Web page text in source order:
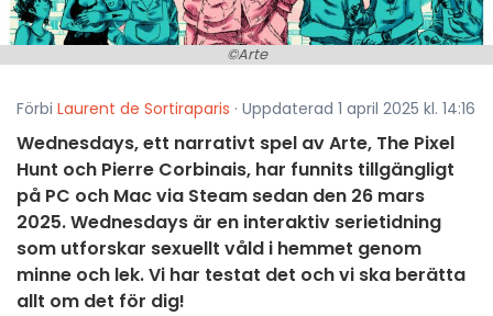
©Arte
Förbi Laurent de Sortiraparis · Uppdaterad 1 april 2025 kl. 14:16
Wednesdays, ett narrativt spel av Arte, The Pixel
Hunt och Pierre Corbinais, har funnits tillgängligt
på PC och Mac via Steam sedan den 26 mars
2025. Wednesdays är en interaktiv serietidning
som utforskar sexuellt våld i hemmet genom
minne och lek. Vi har testat det och vi ska berätta
allt om det för dig!